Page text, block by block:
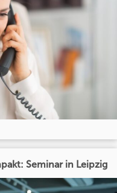
Seminar in Leipzig